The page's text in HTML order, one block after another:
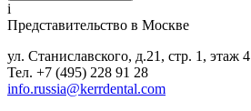
i
Представительство в Москве
ул. Станиславского, д.21, стр. 1, этаж 4
Тел. +7 (495) 228 91 28
info.russia@kerrdental.com